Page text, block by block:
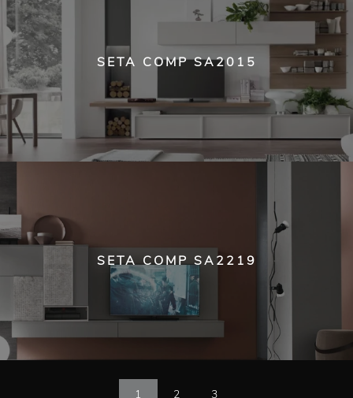
SETA COMP SA2015
SETA COMP SA2219
1 2 3